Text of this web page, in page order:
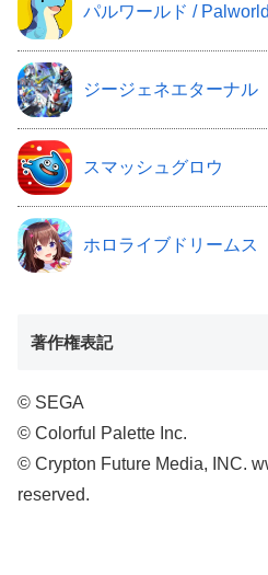
パルワールド / Palworld
ジージェネエターナル
スマッシュグロウ
ホロライブドリームス
著作権表記
© SEGA
© Colorful Palette Inc.
© Crypton Future Media, INC.
reserved.